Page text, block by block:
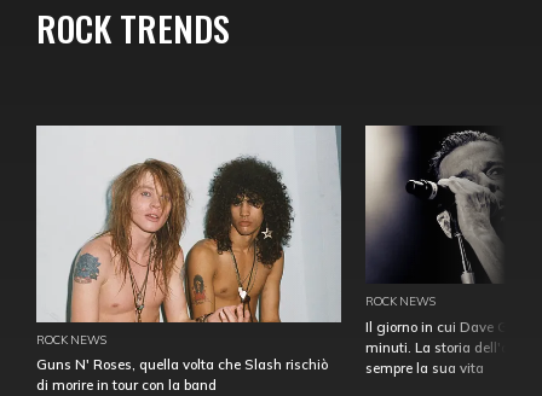
ROCK TRENDS
ROCK NEWS
Guns N' Roses, quella volta che Slash rischiò
di morire in tour con la band
ROCK NEWS
Il giorno in cui Dave
minuti. La storia
sempre la sua vita